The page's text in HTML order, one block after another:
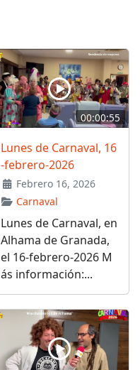
00:00:55
Lunes de Carnaval, 16
-febrero-2026
Febrero 16, 2026
Carnaval
Lunes de Carnaval, en
Alhama de Granada,
el 16-febrero-2026 M
ás información:...